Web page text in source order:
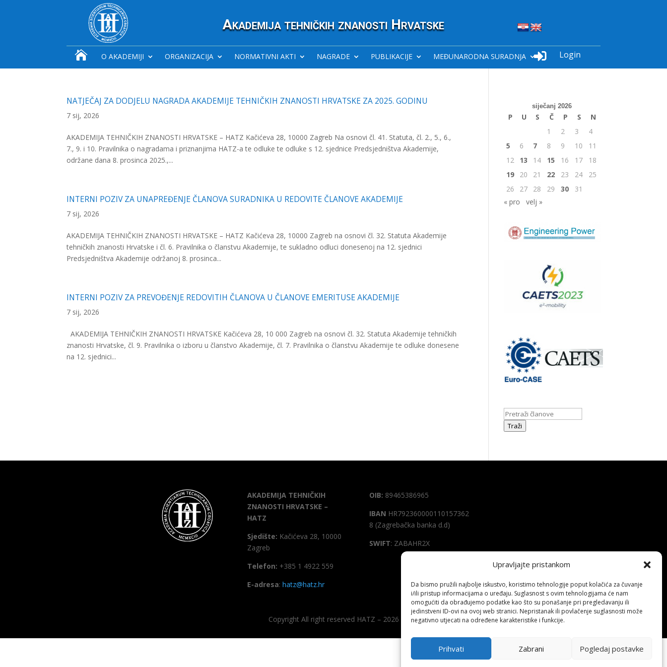
Upravljajte pristankom
Da bismo pružili najbolje iskustvo, koristimo tehnologije poput kolačića za čuvanje
i/ili pristup informacijama o uređaju. Suglasnost s ovim tehnologijama će nam
omogućiti da obrađujemo podatke kao što su ponašanje pri pregledavanju ili
jedinstveni ID-ovi na ovoj web stranici. Nepristanak ili povlačenje suglasnosti može
negativno utjecati na određene karakteristike i funkcije.
Prihvati Zabrani Pogledaj postavke
Akademija tehničkih znanosti Hrvatske
 O AKADEMIJI ORGANIZACIJA NORMATIVNI AKTI NAGRADE PUBLIKACIJE MEĐUNARODNA SURADNJA  Login
NATJEČAJ ZA DODJELU NAGRADA AKADEMIJE TEHNIČKIH ZNANOSTI HRVATSKE ZA 2025. GODINU
7 sij, 2026
AKADEMIJA TEHNIČKIH ZNANOSTI HRVATSKE – HATZ Kačićeva 28, 10000 Zagreb Na osnovi čl. 41. Statuta, čl. 2., 5., 6.,
7., 9. i 10. Pravilnika o nagradama i priznanjima HATZ-a te odluke te odluke s 12. sjednice Predsjedništva Akademije,
održane dana 8. prosinca 2025.,...
INTERNI POZIV ZA UNAPREĐENJE ČLANOVA SURADNIKA U REDOVITE ČLANOVE AKADEMIJE
7 sij, 2026
AKADEMIJA TEHNIČKIH ZNANOSTI HRVATSKE – HATZ Kačićeva 28, 10000 Zagreb na osnovi čl. 32. Statuta Akademije
tehničkih znanosti Hrvatske i čl. 6. Pravilnika o članstvu Akademije, te sukladno odluci donesenoj na 12. sjednici
Predsjedništva Akademije održanoj 8. prosinca...
INTERNI POZIV ZA PREVOĐENJE REDOVITIH ČLANOVA U ČLANOVE EMERITUSE AKADEMIJE
7 sij, 2026
AKADEMIJA TEHNIČKIH ZNANOSTI HRVATSKE Kačićeva 28, 10 000 Zagreb na osnovi čl. 32. Statuta Akademije tehničkih
znanosti Hrvatske, čl. 9. Pravilnika o izboru u članstvo Akademije, čl. 7. Pravilnika o članstvu Akademije te odluke donesene
na 12. sjednici...
siječanj 2026
P U S Č P S
N
1
2 3
4
5
6 7 8 9 10
11
12
13 14 15 16 17
18
19
20 21 22 23 24
25
26
27 28 29 30
31
« pro
velj »
Traži
AKADEMIJA TEHNIČKIH
ZNANOSTI HRVATSKE –
HATZ
Sjedište: Kačićeva 28, 10000
Zagreb
Telefon: +385 1 4922 559
E-adresa: hatz@hatz.hr
OIB: 89465386965
IBAN HR792360000110157362
8 (Zagrebačka banka d.d)
SWIFT: ZABAHR2X
Copyright All right reserved HATZ – 2026